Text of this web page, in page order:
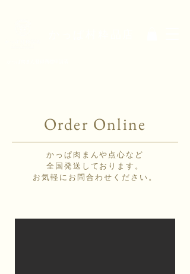
Order Online
かっぱ肉まんや点心など
全国発送しております。
お気軽にお問合わせください。